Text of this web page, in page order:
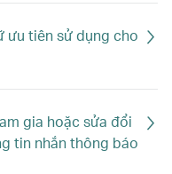
ưu tiên sử dụng cho
gia hoặc sửa đổi
tin nhắn thông báo